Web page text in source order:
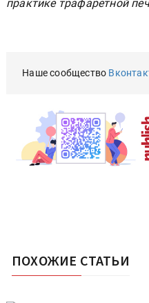
практике трафаретной
Наше сообщество
ПОХОЖИЕ СТАТЬИ